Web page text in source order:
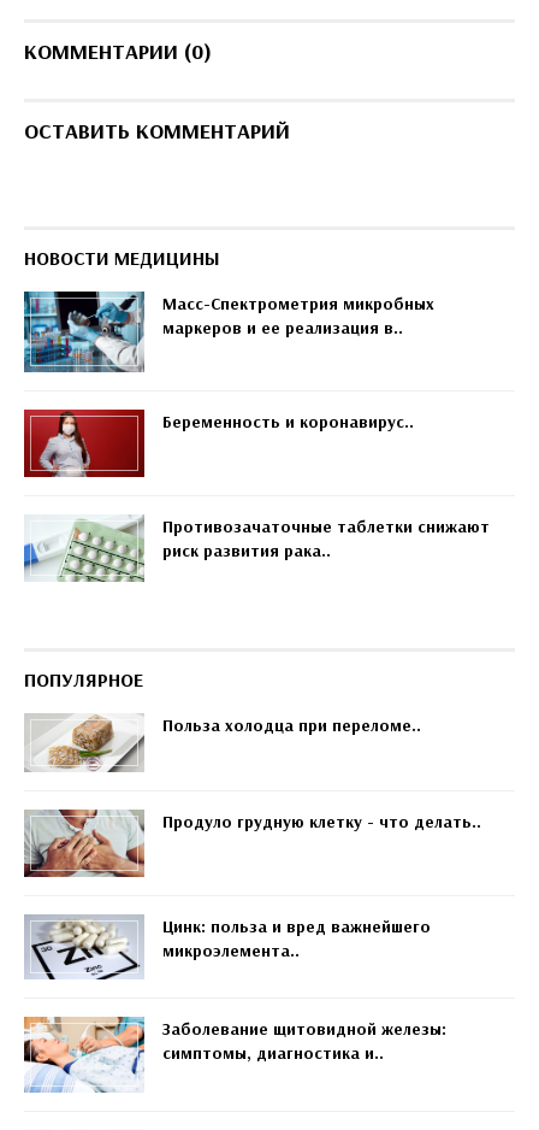
КОММЕНТАРИИ (0)
ОСТАВИТЬ КОММЕНТАРИЙ
НОВОСТИ МЕДИЦИНЫ
Масс-Спектрометрия микробных
маркеров и ее реализация в..
Беременность и коронавирус..
Противозачаточные таблетки снижают
риск развития рака..
ПОПУЛЯРНОЕ
Польза холодца при переломе..
Продуло грудную клетку - что делать..
Цинк: польза и вред важнейшего
микроэлемента..
Заболевание щитовидной железы:
симптомы, диагностика и..